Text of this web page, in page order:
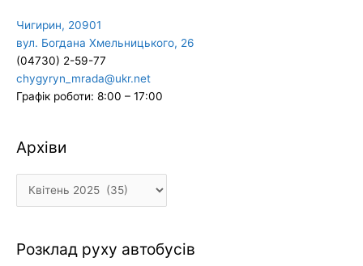
Чигирин, 20901
вул. Богдана Хмельницького, 26
(04730) 2-59-77
chygyryn_mrada@ukr.net
Графік роботи: 8:00 – 17:00
Архіви
Архіви
Розклад руху автобусів